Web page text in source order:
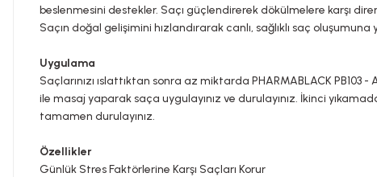
beslenmesini destekler. Saçı güçlendirerek dökülmelere karşı
Saçın doğal gelişimini hızlandırarak canlı, sağlıklı saç oluşumuna
Uygulama
Saçlarınızı ıslattıktan sonra az miktarda PHARMABLACK PB103 -
ile masaj yaparak saça uygulayınız ve durulayınız. İkinci
tamamen durulayınız.
Özellikler
Günlük Stres Faktörlerine Karşı Saçları Korur